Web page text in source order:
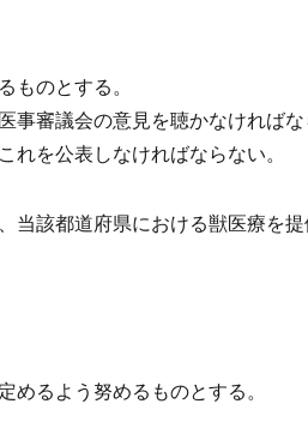
のとする。
審議会の意見を聴かなければな
を公表しなければならない。
当該都道府県における獣医療を
るよう努めるものとする。